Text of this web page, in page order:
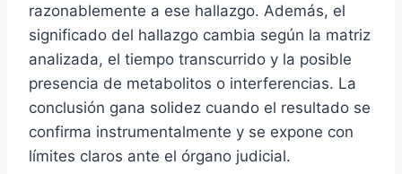
razonablemente a ese hallazgo. Además, el
significado del hallazgo cambia según la matriz
analizada, el tiempo transcurrido y la posible
presencia de metabolitos o interferencias. La
conclusión gana solidez cuando el resultado se
confirma instrumentalmente y se expone con
límites claros ante el órgano judicial.